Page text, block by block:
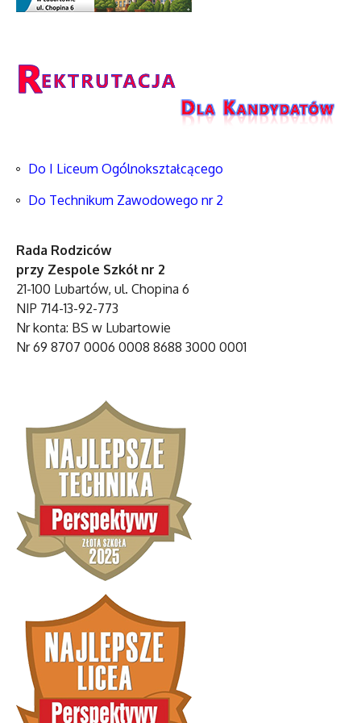
Do I Liceum Ogólnokształcącego
Do Technikum Zawodowego nr 2
Rada Rodziców
przy Zespole Szkół nr 2
21-100 Lubartów, ul. Chopina 6
NIP 714-13-92-773
Nr konta: BS w Lubartowie
Nr 69 8707 0006 0008 8688 3000 0001